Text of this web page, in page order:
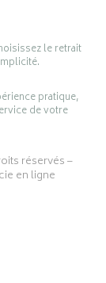
le retrait
pratique,
de votre
réservés –
en ligne